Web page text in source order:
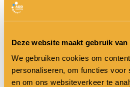
Deze website maakt gebruik van
We gebruiken cookies om
personaliseren, om functies voor
en om ons websiteverkeer te